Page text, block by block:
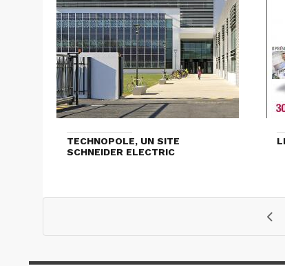
TECHNOPOLE, UN SITE
SCHNEIDER ELECTRIC